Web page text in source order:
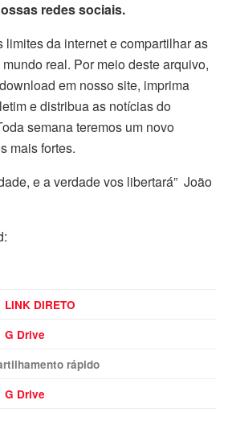
redes sociais.
limites da internet e compartilhar as
real. Por meio deste arquivo,
em nosso site, imprima
e distribua as notícias do
semana teremos um novo
mais fortes.
e a verdade vos libertará” João
LINK DIRETO
G Drive
rápido
G Drive